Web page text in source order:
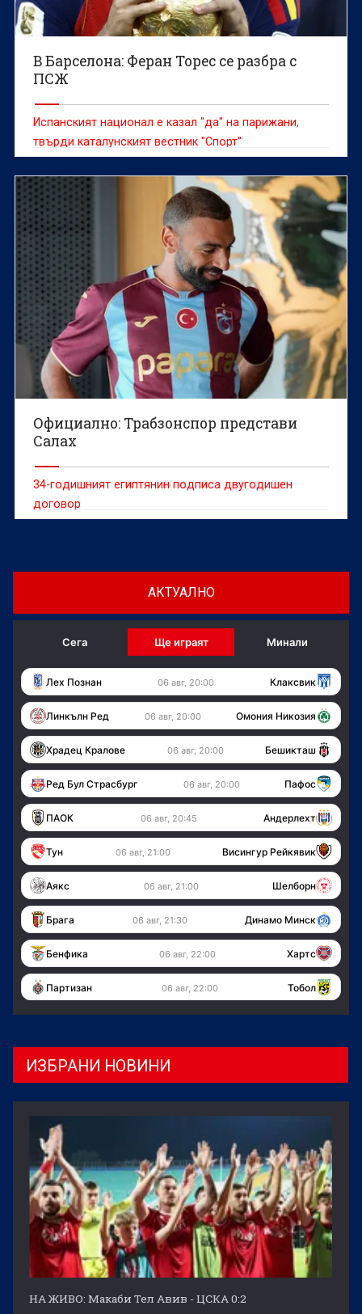
В Барселона: Феран Торес се разбра с
ПСЖ
Испанският национал е казал "да" на парижани,
твърди каталунският вестник "Спорт"
Официално: Трабзонспор представи
Салах
34-годишният египтянин подписа двугодишен
договор
АКТУАЛНО
Сега Ще играят Минали
Лех Познан 06 авг, 20:00 Клаксвик
Линкълн Ред 06 авг, 20:00 Омония Никозия
Храдец Кралове 06 авг, 20:00 Бешикташ
Ред Бул Страсбург 06 авг, 20:00 Пафос
ПАОК 06 авг, 20:45 Андерлехт
Тун 06 авг, 21:00 Висингур Рейкявик
Аякс 06 авг, 21:00 Шелборн
Брага 06 авг, 21:30 Динамо Минск
Бенфика 06 авг, 22:00 Хартс
Партизан 06 авг, 22:00 Тобол
ИЗБРАНИ НОВИНИ
НА ЖИВО: Макаби Тел Авив - ЦСКА 0:2